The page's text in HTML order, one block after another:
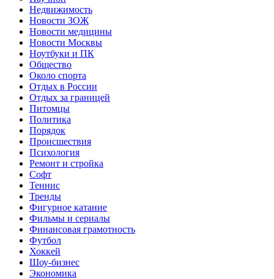
Недвижимость
Новости ЗОЖ
Новости медицины
Новости Москвы
Ноутбуки и ПК
Общество
Около спорта
Отдых в России
Отдых за границей
Питомцы
Политика
Порядок
Происшествия
Психология
Ремонт и стройка
Софт
Теннис
Тренды
Фигурное катание
Фильмы и сериалы
Финансовая грамотность
Футбол
Хоккей
Шоу-бизнес
Экономика